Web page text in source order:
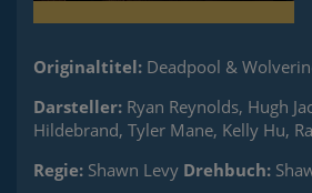
Originaltitel: Deadpool &
Darsteller: Ryan Reynolds, Hugh
Hildebrand, Tyler Mane, Kelly Hu,
Regie: Shawn Levy Drehbuch: